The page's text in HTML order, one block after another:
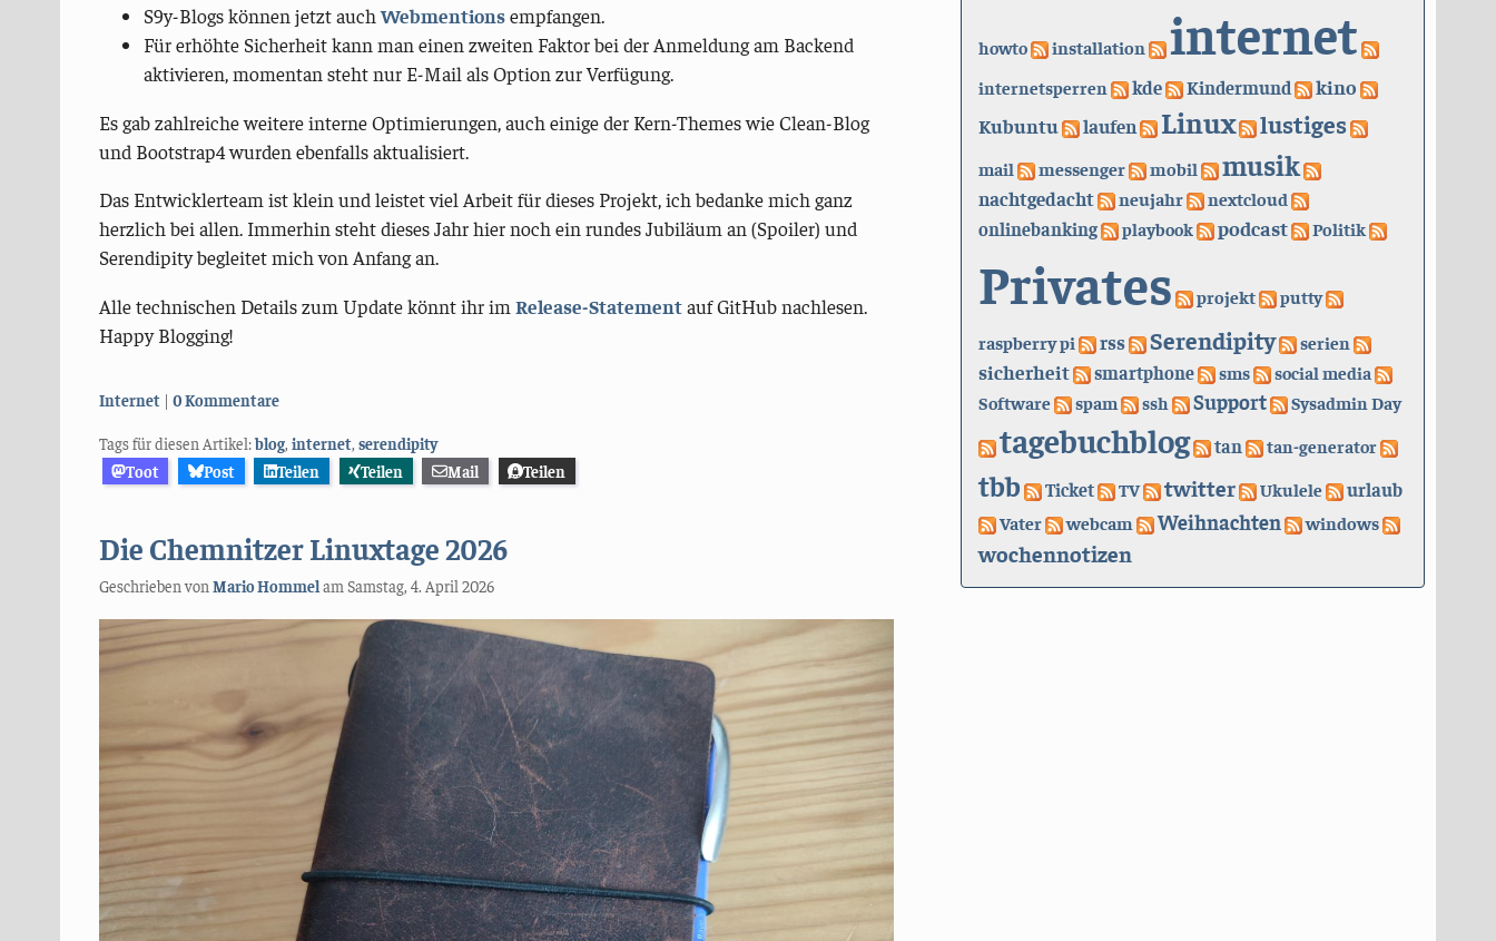
S9y-Blogs können jetzt auchWebmentionsempfangen.
Für erhöhte Sicherheit kann man einen zweiten Faktor bei der Anmeldung am Backend
aktivieren, momentan steht nur E-Mail als Option zur Verfügung.
Es gab zahlreiche weitere interne Optimierungen, auch einige der Kern-Themes wie Clean-Blog
und Bootstrap4 wurden ebenfalls aktualisiert.
Das Entwicklerteam ist klein und leistet viel Arbeit für dieses Projekt, ich bedanke mich ganz
herzlich bei allen. Immerhin steht dieses Jahr hier noch ein rundes Jubiläum an (Spoiler) und
Serendipity begleitet mich von Anfang an.
Alle technischen Details zum Update könnt ihr im Release-Statementauf GitHub nachlesen.
Happy Blogging!
Kategorien:
Internet 0 Kommentare
Tags für diesen Artikel:blog, internet, serendipity
Toot
Post Teilen Teilen Mail Teilen
Die Chemnitzer Linuxtage 2026
Geschrieben von Mario Hommelam Samstag, 4. April 2026
howto installation internet
internetsperren kde Kindermund
kino
Kubuntu
laufen Linux lustiges
mail messenger mobil musik
nachtgedacht neujahr nextcloud
onlinebanking playbook podcast Politik
Privates projekt putty
raspberry pi rss Serendipity serien
sicherheit smartphone sms
social media
Software
spam ssh Support Sysadmin Day
tagebuchblog tan tan-generator
tbb Ticket TV twitter Ukulele urlaub
Vater webcam Weihnachten windows
wochennotizen